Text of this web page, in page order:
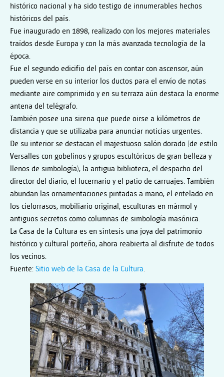
histórico nacional y ha sido testigo de innumerables hechos
históricos del país.
Fue inaugurado en 1898, realizado con los mejores materiales
traídos desde Europa y con la más avanzada tecnología de la
época.
Fue el segundo edicifio del país en contar con ascensor, aún
pueden verse en su interior los ductos para el envío de notas
mediante aire comprimido y en su terraza aún destaca la enorme
antena del telégrafo.
También posee una sirena que puede oirse a kilómetros de
distancia y que se utilizaba para anunciar noticias urgentes.
De su interior se destacan el majestuoso salón dorado (de estilo
Versalles con gobelinos y grupos escultóricos de gran belleza y
llenos de simbología), la antigua biblioteca, el despacho del
director del diario, el lucernario y el patio de carruajes. También
abundan las ornamentaciones pintadas a mano, el entelado en
los cielorrasos, mobiliario original, esculturas en mármol y
antiguos secretos como columnas de simbología masónica.
La Casa de la Cultura es en síntesis una joya del patrimonio
histórico y cultural porteño, ahora reabierta al disfrute de todos
los vecinos.
Fuente: Sitio web de la Casa de la Cultura.